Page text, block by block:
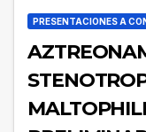
PRESENTACIONES A